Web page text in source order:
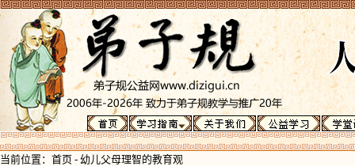
当前位置： 首页 - 幼儿父母理智的教育观